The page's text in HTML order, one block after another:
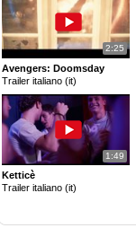
2:25
Avengers: Doomsday
Trailer italiano (it)
1:49
Ketticè
Trailer italiano (it)